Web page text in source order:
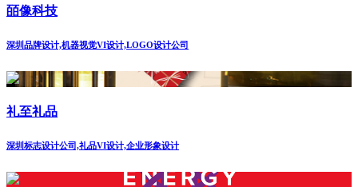
皕像科技
深圳品牌设计,机器视觉VI设计,LOGO设计公司
礼至礼品
深圳标志设计公司,礼品VI设计,企业形象设计